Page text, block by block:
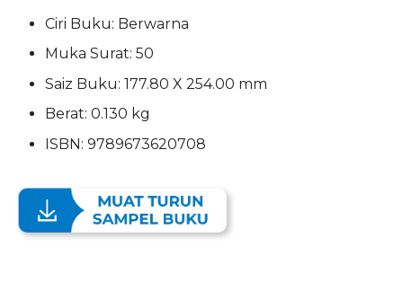
Ciri Buku: Berwarna
Muka Surat: 50
Saiz Buku: 177.80 X 254.00 mm
Berat: 0.130 kg
ISBN: 9789673620708